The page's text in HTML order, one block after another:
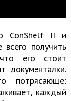
о ConShelf II и
получить
его стоит
документалки.
потрясающе:
каждый